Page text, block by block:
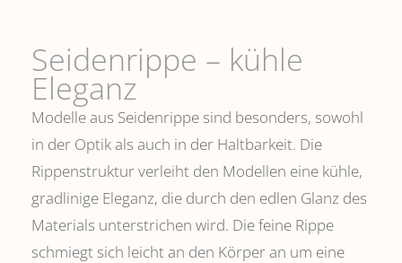
Seidenrippe­ – kühle
Eleganz
Modelle aus Seidenrippe sind besonders, sowohl
in der Optik als auch in der Haltbarkeit. Die
Rippenstruktur verleiht den Modellen eine kühle,
gradlinige Eleganz, die durch den edlen Glanz des
Materials unterstrichen wird. Die feine Rippe
schmiegt sich leicht an den Körper an um eine